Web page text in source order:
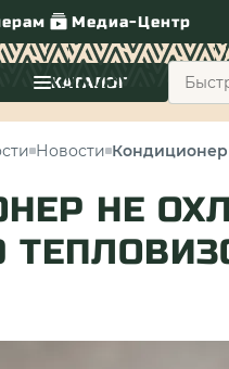
Медиа-Центр
КАТАЛОГ
Новости Кондиционер
НЕ